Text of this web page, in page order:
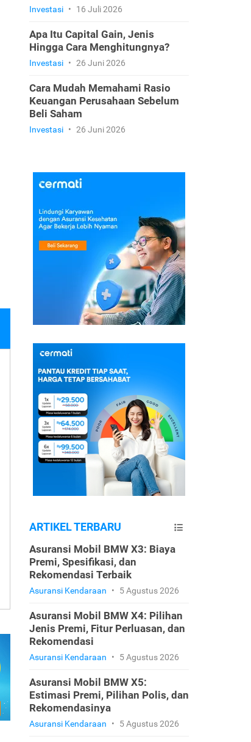
Investasi • 16 Juli 2026
Apa Itu Capital Gain, Jenis
Hingga Cara Menghitungnya?
Investasi • 26 Juni 2026
Cara Mudah Memahami Rasio
Keuangan Perusahaan Sebelum
Beli Saham
Investasi • 26 Juni 2026
ARTIKEL TERBARU
Asuransi Mobil BMW X3: Biaya
Premi, Spesifikasi, dan
Rekomendasi Terbaik
Asuransi Kendaraan • 5 Agustus 2026
Asuransi Mobil BMW X4: Pilihan
Jenis Premi, Fitur Perluasan, dan
Rekomendasi
Asuransi Kendaraan • 5 Agustus 2026
Asuransi Mobil BMW X5:
Estimasi Premi, Pilihan Polis, dan
Rekomendasinya
Asuransi Kendaraan • 5 Agustus 2026